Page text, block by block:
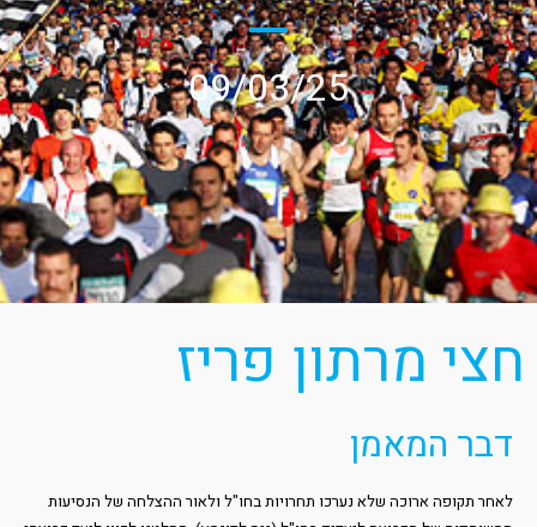
09/03/25
חצי מרתון פריז
דבר המאמן
לאחר תקופה ארוכה שלא נערכו תחרויות בחו"ל ולאור ההצלחה של הנסיעות